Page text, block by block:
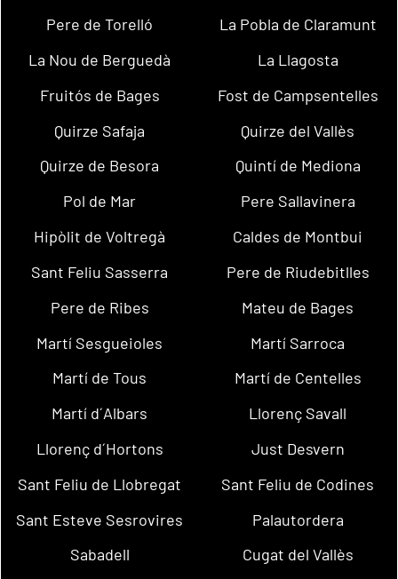
Pere de Torelló
La Pobla de Claramunt
La Nou de Berguedà
La Llagosta
Fruitós de Bages
Fost de Campsentelles
Quirze Safaja
Quirze del Vallès
Quirze de Besora
Quintí de Mediona
Pol de Mar
Pere Sallavinera
Hipòlit de Voltregà
Caldes de Montbui
Sant Feliu Sasserra
Pere de Riudebitlles
Pere de Ribes
Mateu de Bages
Martí Sesgueioles
Martí Sarroca
Martí de Tous
Martí de Centelles
Martí d´Albars
Llorenç Savall
Llorenç d´Hortons
Just Desvern
Sant Feliu de Llobregat
Sant Feliu de Codines
Sant Esteve Sesrovires
Palautordera
Sabadell
Cugat del Vallès